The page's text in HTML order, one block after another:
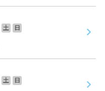
土
日
土
日